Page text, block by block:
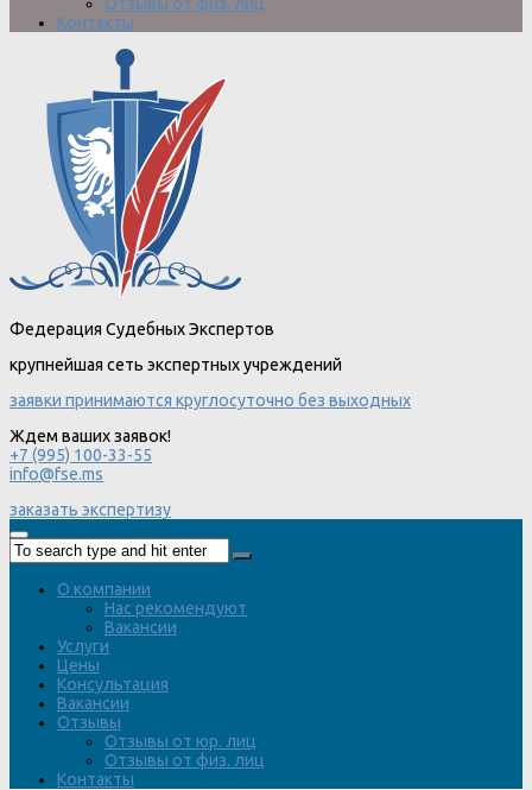
Отзывы от физ. лиц
Контакты
Федерация Судебных Экспертов
крупнейшая сеть экспертных учреждений
заявки принимаются круглосуточно без выходных
Ждем ваших заявок!
+7 (995) 100-33-55
info@fse.ms
заказать экспертизу
О компании
Нас рекомендуют
Вакансии
Услуги
Цены
Консультация
Вакансии
Отзывы
Отзывы от юр. лиц
Отзывы от физ. лиц
Контакты